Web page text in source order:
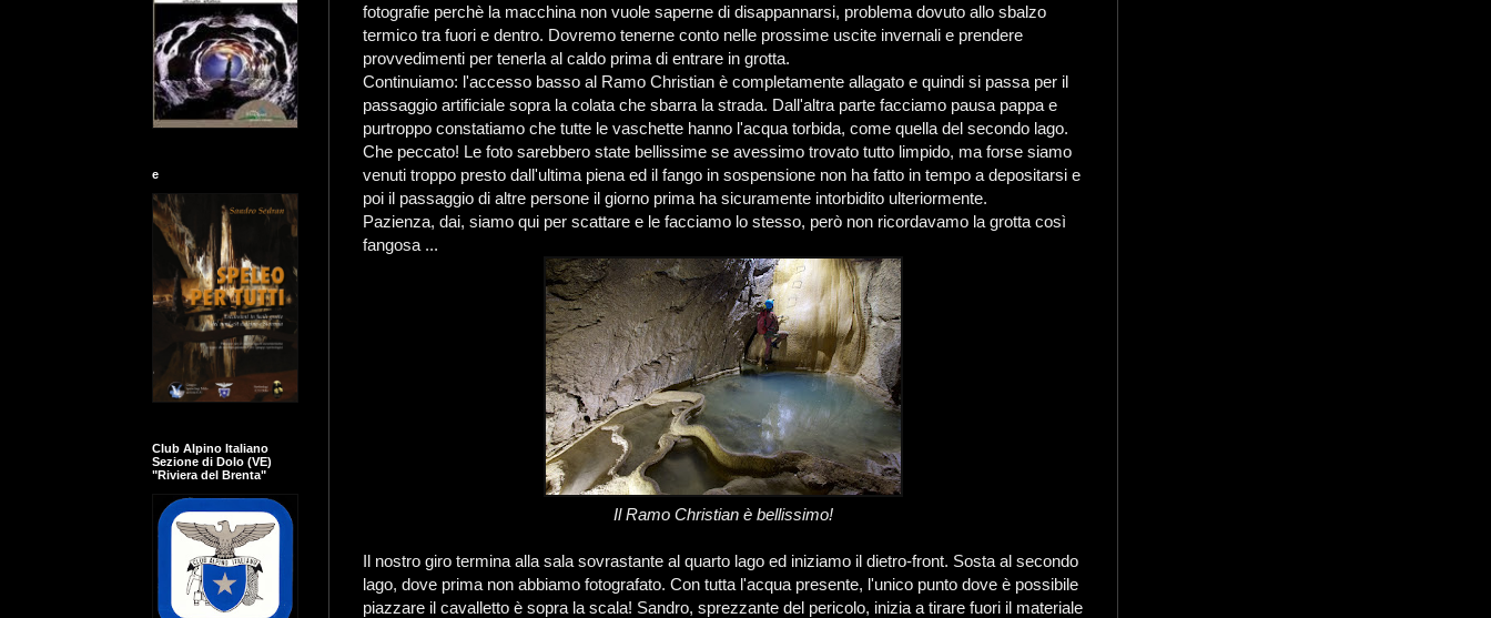
fotografie perchè la macchina non vuole saperne di disappannarsi, problema dovuto allo sbalzo
termico tra fuori e dentro. Dovremo tenerne conto nelle prossime uscite invernali e prendere
provvedimenti per tenerla al caldo prima di entrare in grotta.
Continuiamo: l'accesso basso al Ramo Christian è completamente allagato e quindi si passa per il
passaggio artificiale sopra la colata che sbarra la strada. Dall'altra parte facciamo pausa pappa e
purtroppo constatiamo che tutte le vaschette hanno l'acqua torbida, come quella del secondo lago.
Che peccato! Le foto sarebbero state bellissime se avessimo trovato tutto limpido, ma forse siamo
venuti troppo presto dall'ultima piena ed il fango in sospensione non ha fatto in tempo a depositarsi e
poi il passaggio di altre persone il giorno prima ha sicuramente intorbidito ulteriormente.
Pazienza, dai, siamo qui per scattare e le facciamo lo stesso, però non ricordavamo la grotta così
fangosa ...
Il Ramo Christian è bellissimo!
Il nostro giro termina alla sala sovrastante al quarto lago ed iniziamo il dietro-front. Sosta al secondo
lago, dove prima non abbiamo fotografato. Con tutta l'acqua presente, l'unico punto dove è possibile
piazzare il cavalletto è sopra la scala! Sandro, sprezzante del pericolo, inizia a tirare fuori il materiale
e
Club Alpino Italiano
Sezione di Dolo (VE)
"Riviera del Brenta"